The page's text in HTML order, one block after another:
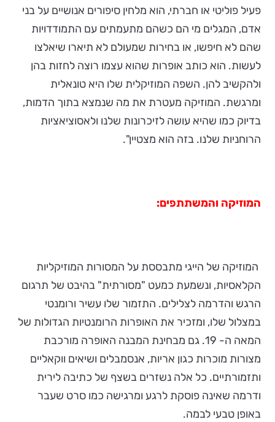
פעיל פוליטי או חברתי, הוא מלחין סיפורים אנושיים על בני
אדם, המגלים מי הם כשהם מתעמתים עם התמודדויות
שהם לא חיפשו, או בחירות שמעולם לא תיארו שיאלצו
לעשות. הוא כותב אופרות שהוא עצמו רוצה לחזות בהן
ולהקשיב להן. השפה המוזיקלית שלו היא טונאלית
ומרגשת. המוזיקה מעטרת את מה שנמצא בתוך הדמות,
בדיוק כמו שהיא עושה לזיכרונות שלנו ולאסוציאציות
הרוחניות שלנו. בזה הוא מצטיין".
המוזיקה והמשתתפים:
המוזיקה של הייגי מתבססת על המסורות המוזיקליות
הקלאסיות, ונשמעת כמעט "מסורתית" בהיבט של תרגום
הרגש והדרמה לצלילים. התזמור שלו עשיר ורומנטי
במצלול שלו, ומזכיר את האופרות הרומנטיות הגדולות של
המאה ה- 19. גם מבחינת המבנה האופרה מורכבת
מצורות מוכרות כגון אריות, אנסמבלים ושיאים ווקאליים
ותזמורתיים. כל אלה נשזרים בשצף של כתיבה לירית
ודרמה שאינה פוסקת לרגע ומרגישה כמו סרט שעבר
באופן טבעי לבמה.